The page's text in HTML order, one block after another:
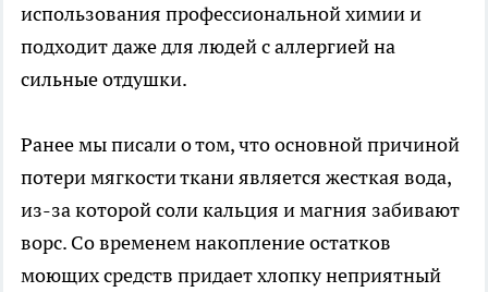
использования профессиональной химии и
подходит даже для людей с аллергией на
сильные отдушки.
Ранее мы писали о том, что основной причиной
потери мягкости ткани является жесткая вода,
из-за которой соли кальция и магния забивают
ворс. Со временем накопление остатков
моющих средств придает хлопку неприятный